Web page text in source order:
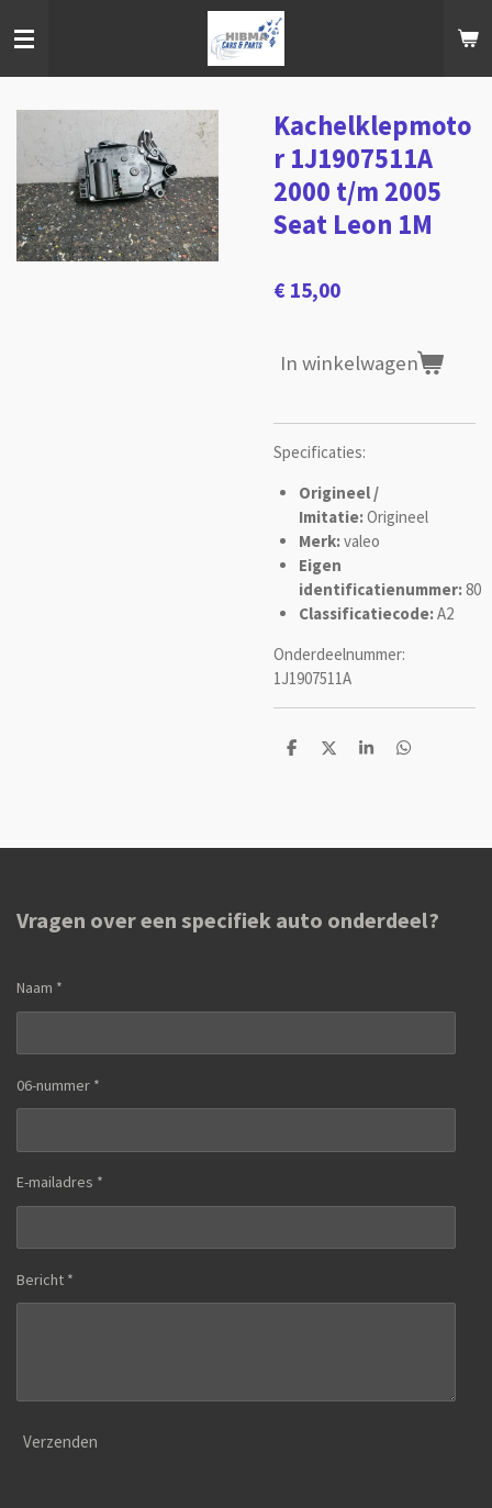
direct
hoofdinhoud
Kachelklepmoto
r 1J1907511A
2000 t/m 2005
Seat Leon 1M
€ 15,00
In winkelwagen
Specificaties:
Origineel /
Imitatie:Origineel
Merk:valeo
Eigen
identificatienummer:80
Classificatiecode:A2
Onderdeelnummer:
1J1907511A
D
D
S
D
Vragen over een specifiek auto onderdeel?
Naam *
06-nummer *
E-mailadres *
Bericht *
Verzenden